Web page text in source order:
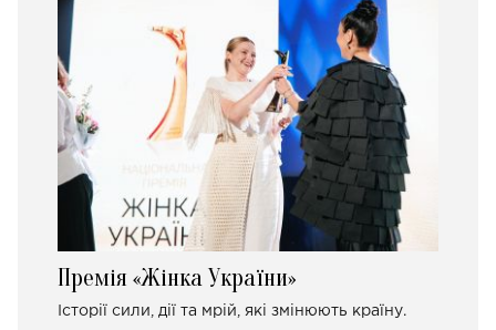
Премія «Жінка України»
Історії сили, дії та мрій, які змінюють країну.